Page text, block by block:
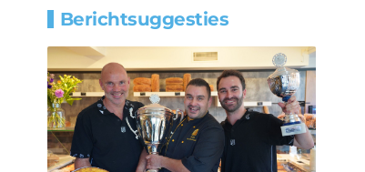
Berichtsuggesties